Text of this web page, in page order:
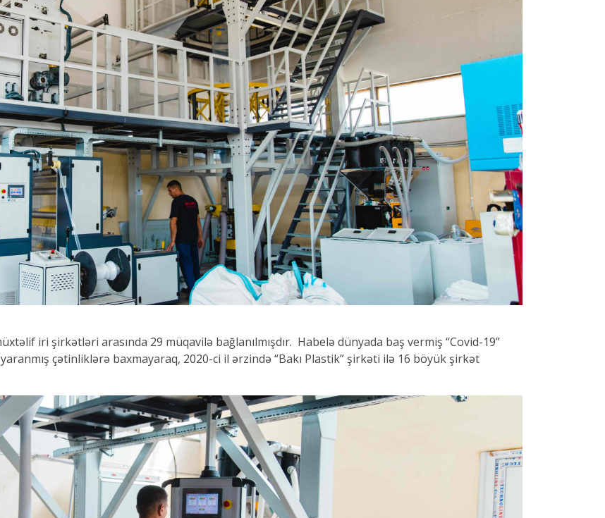
iri şirkətləri arasında 29 müqavilə bağlanılmışdır. Habelə dünyada baş vermiş “Covid-19”
çətinliklərə baxmayaraq, 2020-ci il ərzində “Bakı Plastik” şirkəti ilə 16 böyük şirkət